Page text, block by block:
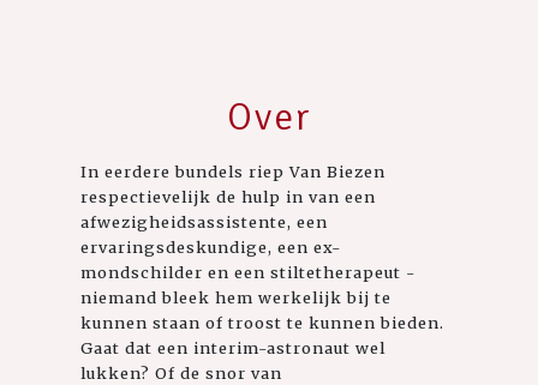
Over
In eerdere bundels riep Van Biezen
respectievelijk de hulp in van een
afwezigheidsassistente, een
ervaringsdeskundige, een ex-
mondschilder en een stiltetherapeut -
niemand bleek hem werkelijk bij te
kunnen staan of troost te kunnen bieden.
Gaat dat een interim-astronaut wel
lukken? Of de snor van